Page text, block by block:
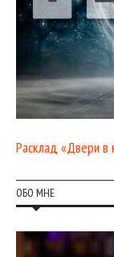
Расклад «Двери в
ОБО МНЕ